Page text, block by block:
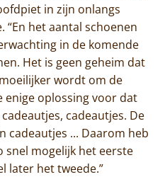
in zijn onlangs
het aantal schoenen
in de komende
Het is geen geheim dat
wordt om de
enige oplossing voor dat
cadeautjes. De
cadeautjes ... Daarom heb
snel mogelijk het eerste
later het tweede.”